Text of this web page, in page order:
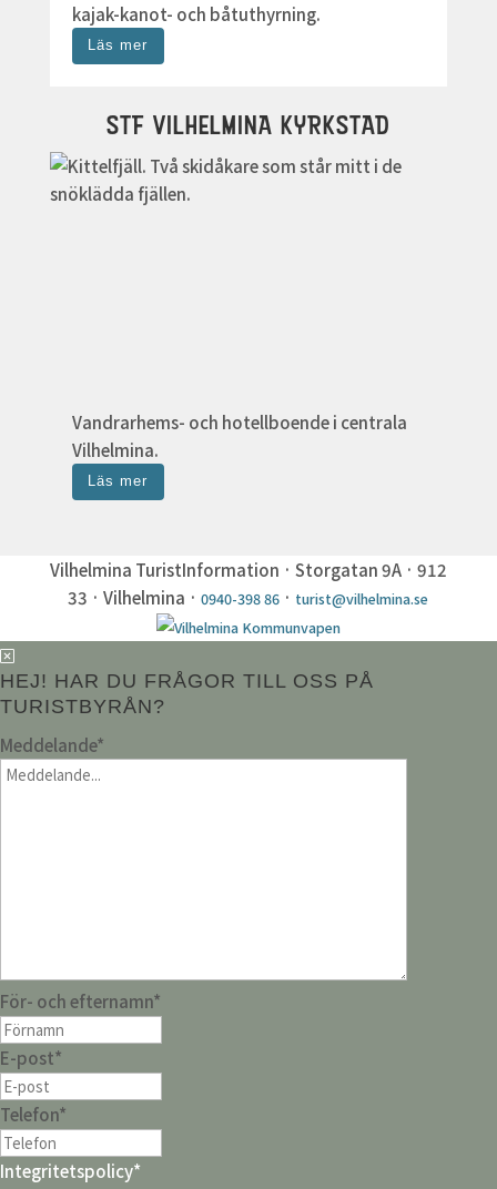
kajak-kanot- och båtuthyrning.
Läs mer
STF VILHELMINA KYRKSTAD
Vandrarhems- och hotellboende i centrala
Vilhelmina.
Läs mer
Vilhelmina TuristInformation · Storgatan 9A · 912
33 · Vilhelmina ·0940-398 86 · turist@vilhelmina.se
HEJ! HAR DU FRÅGOR TILL OSS PÅ
TURISTBYRÅN?
Meddelande*
För- och efternamn*
E-post*
Telefon*
Integritetspolicy*